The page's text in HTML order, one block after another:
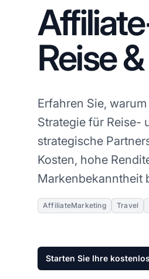
Reise
Erfahren Sie,
Strategie für Reise-
strategische
Kosten, hohe
Markenbekanntheit
AffiliateMarketing Travel
Starten Sie Ihre